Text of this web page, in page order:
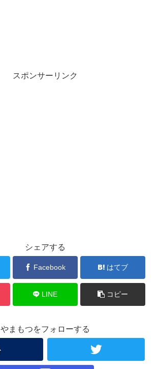
スポンサーリンク
シェアする
Facebook はてブ
LINE コピー
やまもつをフォローする